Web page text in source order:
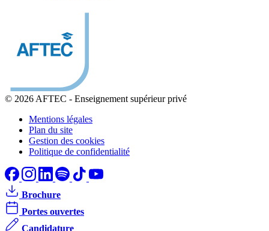
© 2026 AFTEC - Enseignement supérieur privé
Mentions légales
Plan du site
Gestion des cookies
Politique de confidentialité
Brochure
Portes ouvertes
Candidature